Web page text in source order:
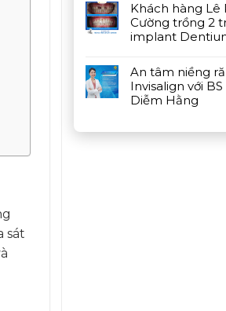
sát
Khách hàng Lê
Cường trồng 2
implant
An tâm niềng
Invisalign với BS
Diễm Hằng